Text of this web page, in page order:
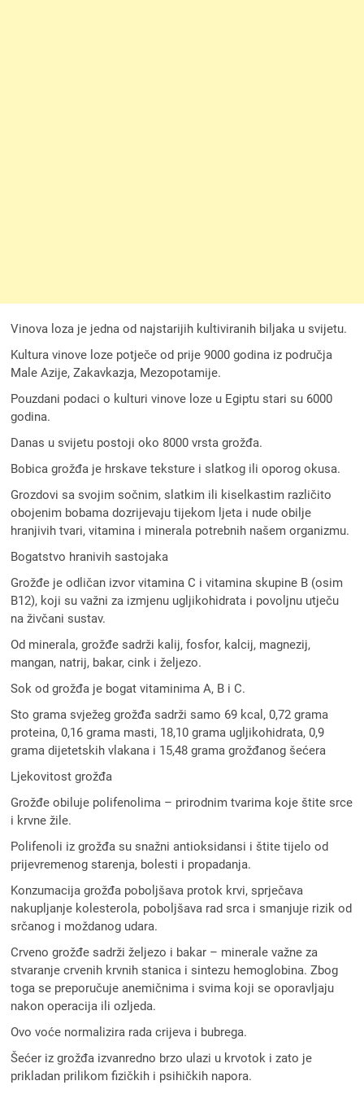
Vinova loza je jedna od najstarijih kultiviranih biljaka u svijetu.
Kultura vinove loze potječe od prije 9000 godina iz područja
Male Azije, Zakavkazja, Mezopotamije.
Pouzdani podaci o kulturi vinove loze u Egiptu stari su 6000
godina.
Danas u svijetu postoji oko 8000 vrsta grožđa.
Bobica grožđa je hrskave teksture i slatkog ili oporog okusa.
Grozdovi sa svojim sočnim, slatkim ili kiselkastim različito
obojenim bobama dozrijevaju tijekom ljeta i nude obilje
hranjivih tvari, vitamina i minerala potrebnih našem organizmu.
Bogatstvo hranivih sastojaka
Grožđe je odličan izvor vitamina C i vitamina skupine B (osim
B12), koji su važni za izmjenu ugljikohidrata i povoljnu utječu
na živčani sustav.
Od minerala, grožđe sadrži kalij, fosfor, kalcij, magnezij,
mangan, natrij, bakar, cink i željezo.
Sok od grožđa je bogat vitaminima A, B i C.
Sto grama svježeg grožđa sadrži samo 69 kcal, 0,72 grama
proteina, 0,16 grama masti, 18,10 grama ugljikohidrata, 0,9
grama dijetetskih vlakana i 15,48 grama grožđanog šećera
Ljekovitost grožđa
Grožđe obiluje polifenolima – prirodnim tvarima koje štite srce
i krvne žile.
Polifenoli iz grožđa su snažni antioksidansi i štite tijelo od
prijevremenog starenja, bolesti i propadanja.
Konzumacija grožđa poboljšava protok krvi, sprječava
nakupljanje kolesterola, poboljšava rad srca i smanjuje rizik od
srčanog i moždanog udara.
Crveno grožđe sadrži željezo i bakar – minerale važne za
stvaranje crvenih krvnih stanica i sintezu hemoglobina. Zbog
toga se preporučuje anemičnima i svima koji se oporavljaju
nakon operacija ili ozljeda.
Ovo voće normalizira rada crijeva i bubrega.
Šećer iz grožđa izvanredno brzo ulazi u krvotok i zato je
prikladan prilikom fizičkih i psihičkih napora.